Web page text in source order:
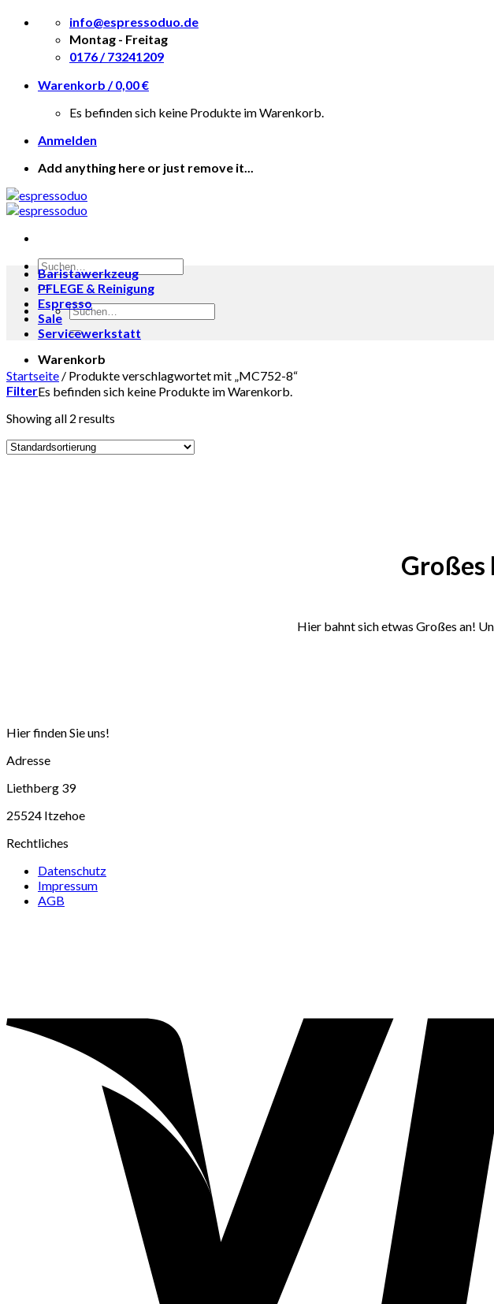
Skip
info@espressoduo.de
Montag - Freitag
0176 / 73241209
Warenkorb /0,00€
Es befinden sich keine Produkte im Warenkorb.
Anmelden
Add anything here or just remove it...
Suche
nach:
Suche
nach:
Warenkorb
Es befinden sich keine Produkte im Warenkorb.
Baristawerkzeug
PFLEGE & Reinigung
Espresso
Sale
Servicewerkstatt
Startseite / Produkte verschlagwortet mit „MC752-8“
Filter
Showing all 2 results
Großes
Hier bahnt sich etwas Großes an!
Hier finden Sie uns!
Adresse
Liethberg 39
25524 Itzehoe
Rechtliches
Datenschutz
Impressum
AGB